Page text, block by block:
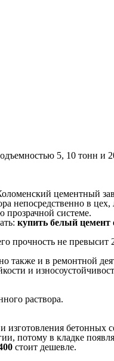
5, 10 тонн и
цементный
непосредственно в
прозрачной системе.
купить белый цемент
прочность не превысит
также и в ремонтной
и
раствора.
бетонных
потому в кладке
стоит дешевле.